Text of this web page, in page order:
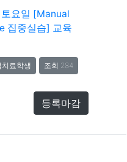
요일 [Manual
집중실습] 교육
료학생
조회 284
등록마감